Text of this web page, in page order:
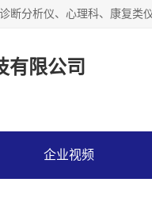
有限公司
企业视频